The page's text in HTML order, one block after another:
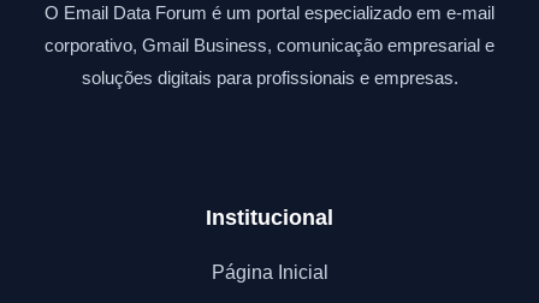
O Email Data Forum é um portal especializado em e-mail
corporativo, Gmail Business, comunicação empresarial e
soluções digitais para profissionais e empresas.
Institucional
Página Inicial